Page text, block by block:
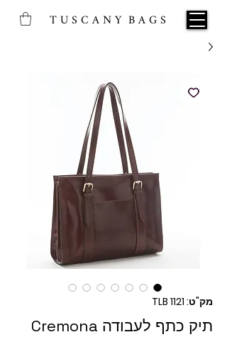
T U S C A N Y B A G S
מק"ט: TLB 1121
תיק כתף לעבודה Cremona